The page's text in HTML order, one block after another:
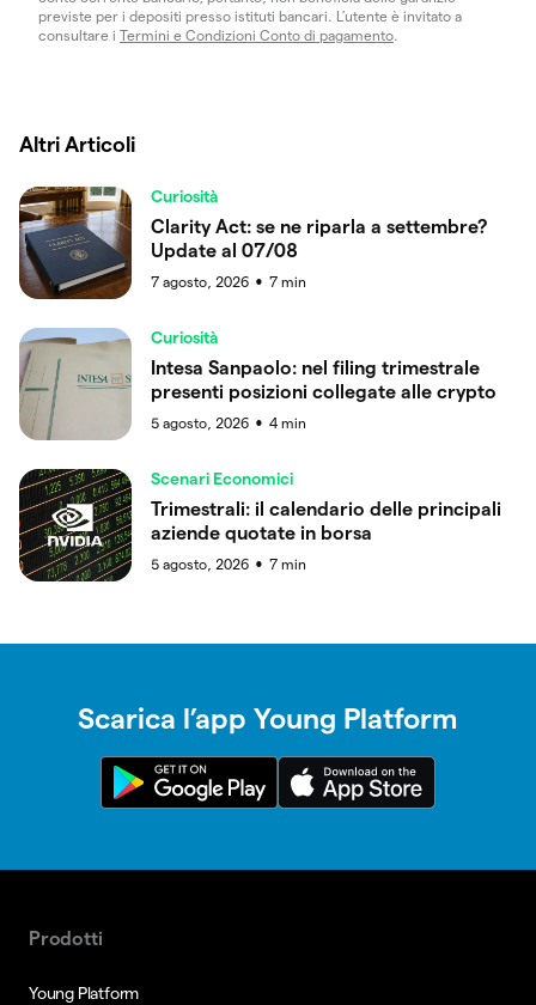
previste per i depositi presso istituti bancari. L’utente è invitato a
consultare i Termini e Condizioni Conto di pagamento.
Altri Articoli
Curiosità
Clarity Act: se ne riparla a settembre?
Update al 07/08
7 agosto, 2026 ● 7 min
Curiosità
Intesa Sanpaolo: nel filing trimestrale
presenti posizioni collegate alle crypto
5 agosto, 2026 ● 4 min
Scenari Economici
Trimestrali: il calendario delle principali
aziende quotate in borsa
5 agosto, 2026 ● 7 min
Scarica l’app Young Platform
Prodotti
Young Platform